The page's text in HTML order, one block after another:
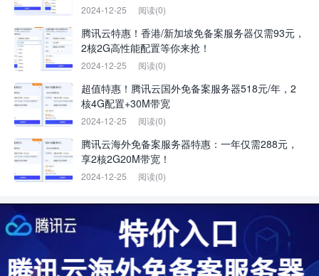
2024-12-25 阅读(0)
腾讯云特惠！香港/新加坡免备案服务器仅需93元，
2核2G高性能配置等你来抢！
2024-12-25 阅读(0)
超值特惠！腾讯云国外免备案服务器518元/年，2
核4G配置+30M带宽
2024-12-25 阅读(0)
腾讯云海外免备案服务器特惠：一年仅需288元，
享2核2G20M带宽！
2024-12-25 阅读(0)